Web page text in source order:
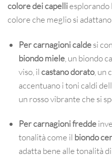
colore dei capelliesplorando
colore che meglio si
Per carnagioni caldesi
biondo miele , un biondo
viso, ilcastano dorato ,
accentuano i toni caldi
un rosso vibrante che si
Per carnagioni fredde
tonalità come il biondo
adatta bene alle tonalità